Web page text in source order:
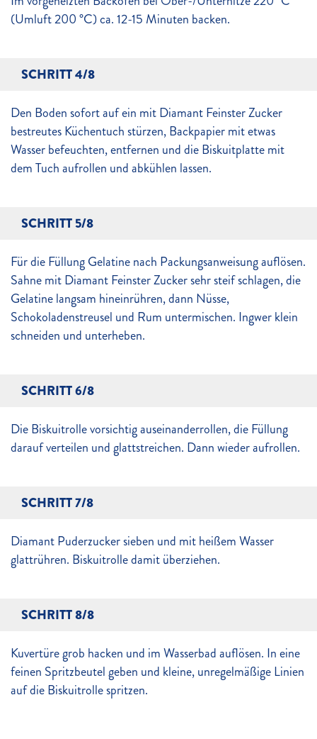
(Umluft 200 °C) ca. 12-15 Minuten backen.
SCHRITT 4/8
Den Boden sofort auf ein mit Diamant Feinster Zucker
bestreutes Küchentuch stürzen, Backpapier mit etwas
Wasser befeuchten, entfernen und die Biskuitplatte mit
dem Tuch aufrollen und abkühlen lassen.
SCHRITT 5/8
Für die Füllung Gelatine nach Packungsanweisung auflösen.
Sahne mit Diamant Feinster Zucker sehr steif schlagen, die
Gelatine langsam hineinrühren, dann Nüsse,
Schokoladenstreusel und Rum untermischen. Ingwer klein
schneiden und unterheben.
SCHRITT 6/8
Die Biskuitrolle vorsichtig auseinanderrollen, die Füllung
darauf verteilen und glattstreichen. Dann wieder aufrollen.
SCHRITT 7/8
Diamant Puderzucker sieben und mit heißem Wasser
glattrühren. Biskuitrolle damit überziehen.
SCHRITT 8/8
Kuvertüre grob hacken und im Wasserbad auflösen. In eine
feinen Spritzbeutel geben und kleine, unregelmäßige Linien
auf die Biskuitrolle spritzen.